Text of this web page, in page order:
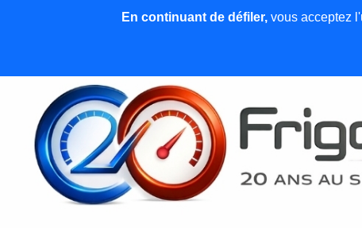
News et articles
En continuant de défiler,vous acceptez